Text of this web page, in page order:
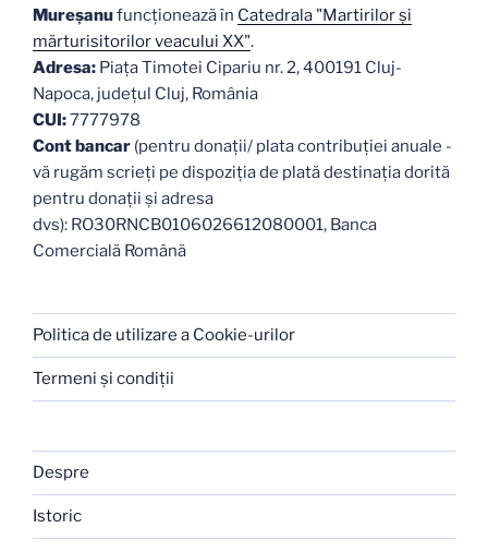
Mureşanufuncţionează în Catedrala "Martirilor şi
mărturisitorilor veacului XX".
Adresa: Piaţa Timotei Cipariu nr. 2, 400191 Cluj-
Napoca, judeţul Cluj, România
CUI:7777978
Cont bancar (pentru donații/ plata contribuției anuale -
vă rugăm scrieți pe dispoziția de plată destinația dorită
pentru donații și adresa
dvs): RO30RNCB0106026612080001, Banca
Comercială Română
Politica de utilizare a Cookie-urilor
Termeni şi condiţii
Despre
Istoric